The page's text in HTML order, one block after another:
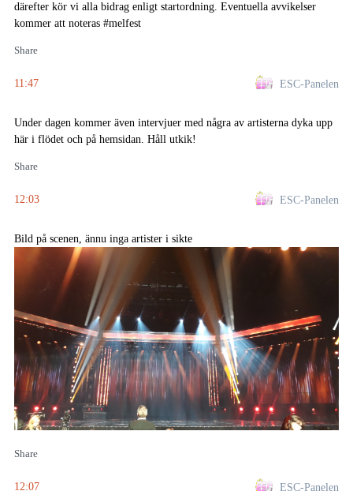
därefter kör vi alla bidrag enligt startordning. Eventuella avvikelser
kommer att noteras #melfest
Share
11:47 ESC-Panelen
Under dagen kommer även intervjuer med några av artisterna dyka upp
här i flödet och på hemsidan. Håll utkik!
Share
12:03 ESC-Panelen
Bild på scenen, ännu inga artister i sikte
Share
12:07 ESC-Panelen